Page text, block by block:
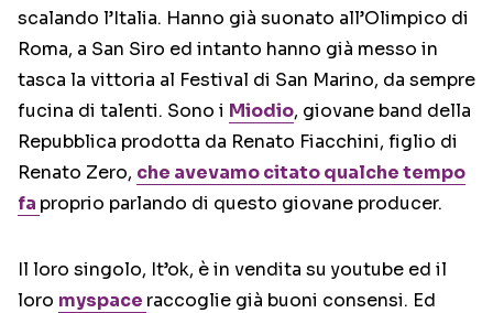
scalando l’Italia. Hanno già suonato all’Olimpico di
Roma, a San Siro ed intanto hanno già messo in
tasca la vittoria al Festival di San Marino, da sempre
fucina di talenti. Sono i Miodio, giovane band della
Repubblica prodotta da Renato Fiacchini, figlio di
Renato Zero, che avevamo citato qualche tempo
fa proprio parlando di questo giovane producer.
Il loro singolo, It’ok, è in vendita su youtube ed il
loro myspace raccoglie già buoni consensi. Ed